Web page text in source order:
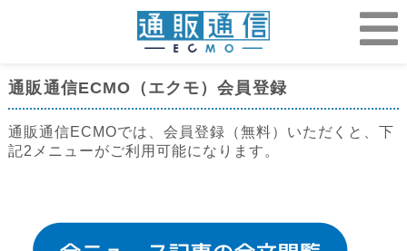
通販通信ECMO（エクモ）会員登録
通販通信ECMOでは、会員登録（無料）いただくと、下
記2メニューがご利用可能になります。